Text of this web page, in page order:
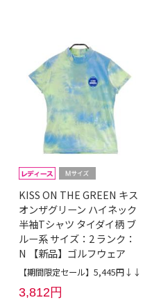
KISS ON THE GREEN キス
オンザグリーン ハイネック
半袖Tシャツ タイダイ柄 ブ
ルー系 サイズ：2 ランク：
N 【新品】ゴルフウェア
【期間限定セール】5,445円↓↓
3,812円